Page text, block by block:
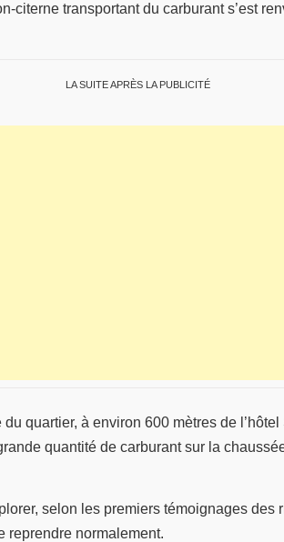
transportant du carburant s’est
LA SUITE APRÈS LA PUBLICITÉ
du quartier, à environ 600 mètres de
quantité de carburant sur la
selon les premiers témoignages
reprendre normalement.